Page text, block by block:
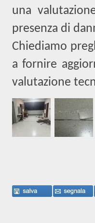
una
presenza di
Chiediamo
a fornire
valutazione